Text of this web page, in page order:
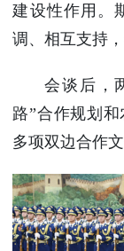
建设性作用。
调、相互支持
会谈后，
路”合作规划
多项双边合作文